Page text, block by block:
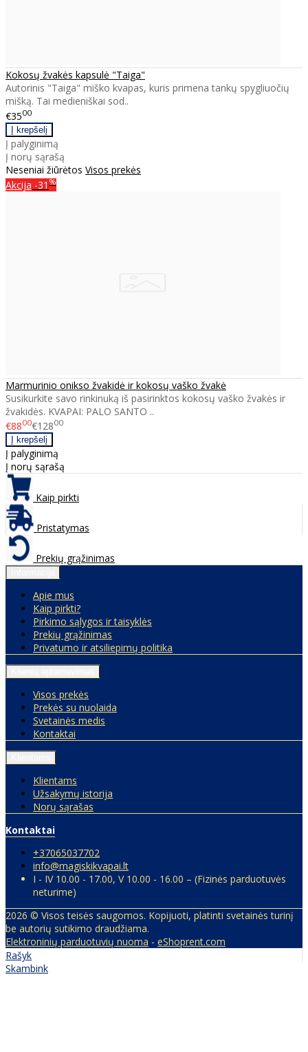
Kokosų žvakės kapsulė "Taiga"
Autorinis "Taiga" miško kvapas, kuris primena tankų spygliuočių
mišką. Tai medieniškai sod..
€3500
Į palyginimą
Į norų sąrašą
Neseniai žiūrėtos Visos prekės
Akcija -31 %
Marmurinio onikso žvakidė ir kokosų vaško žvakė
Susikurkite savo rinkinuką iš pasirinktos kokosų vaško žvakės ir
žvakidės. KVAPAI: PALO SANTO ..
€8800€12800
Į palyginimą
Į norų sąrašą
Kaip pirkti
Pristatymas
Prekių grąžinimas
Apie mus
Kaip pirkti?
Pirkimo sąlygos ir taisyklės
Prekių grąžinimas
Privatumo ir atsiliepimų politika
Visos prekės
Prekės su nuolaida
Svetainės medis
Kontaktai
Klientams
Užsakymų istorija
Norų sąrašas
Kontaktai
+37065037702
info@magiskikvapai.lt
I - IV 10.00 - 17.00, V 10.00 - 16.00 – (Fizinės parduotuvės
neturime)
2026 © Visos teisės saugomos. Kopijuoti, platinti svetainės turinį
be autorių sutikimo draudžiama.
Elektroninių parduotuvių nuoma - eShoprent.com
Rašyk
Skambink